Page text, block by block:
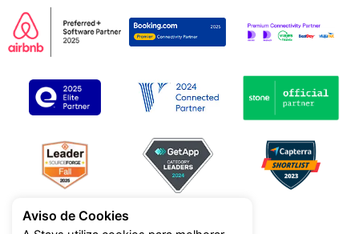
Aviso de Cookies